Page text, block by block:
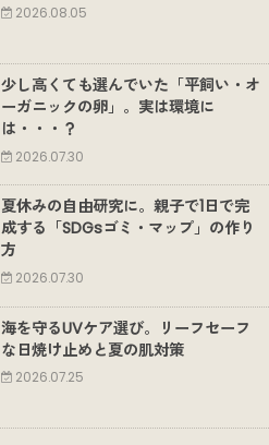
2026.08.05
少し高くても選んでいた「平飼い・オ
ーガニックの卵」。実は環境に
は・・・？
2026.07.30
夏休みの自由研究に。親子で1日で完
成する「SDGsゴミ・マップ」の作り
方
2026.07.30
海を守るUVケア選び。リーフセーフ
な日焼け止めと夏の肌対策
2026.07.25